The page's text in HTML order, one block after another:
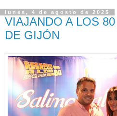
lunes, 4 de agosto de 2025
VIAJANDO A LOS
DE GIJÓN